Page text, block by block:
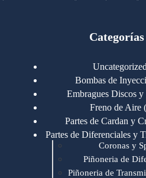
Categorías
Uncategorized
Bombas de
Embragues Discos y
Freno de Aire
Partes de Cardan y
Partes de Diferenciales y
Coronas y
Piñoneria de
Piñoneria de